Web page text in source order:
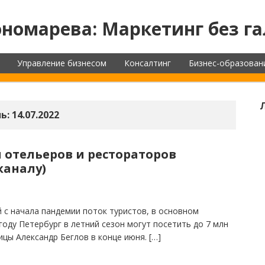
Маркетинг без
Управление бизнесом Консалтинг Бизнес-
14.07.2022
и рестораторов
начала пандемии поток туристов, в основном
Петербург в летний сезон могут посетить до 7 млн
Александр Беглов в конце июня. […]